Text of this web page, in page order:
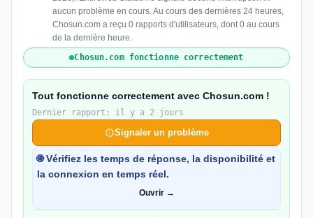
aucun problème en cours. Au cours des dernières 24 heures,
Chosun.com a reçu 0 rapports d'utilisateurs, dont 0 au cours
de la dernière heure.
Chosun.com fonctionne correctement
Tout fonctionne correctement avec Chosun.com !
Dernier rapport: il y a 2 jours
Signaler un problème
🌐 Vérifiez les temps de réponse, la disponibilité et
la connexion en temps réel.
Ouvrir →